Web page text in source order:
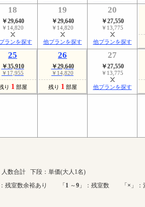
18
￥29,640
￥14,820
ランを探す
19
￥29,640
￥14,820
他プランを探す
20
￥27,550
￥13,775
他プランを探す
25
￥35,910
￥17,955
り 1 部屋
26
￥29,640
￥14,820
残り 1 部屋
27
￥27,550
￥13,775
他プランを探す
人数合計 下段：単価(大人1名)
残室数余裕あり 「1 ～9 」：残室数 「× 」